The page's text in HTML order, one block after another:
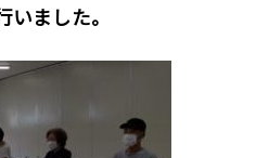
いました。